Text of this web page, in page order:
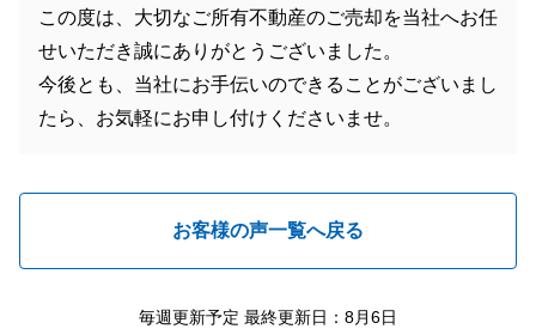
この度は、大切なご所有不動産のご売却を当社へお任
せいただき誠にありがとうございました。
今後とも、当社にお手伝いのできることがございまし
たら、お気軽にお申し付けくださいませ。
お客様の声一覧へ戻る
毎週更新予定 最終更新日：8月6日